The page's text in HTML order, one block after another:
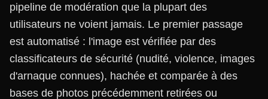
pipeline de modération que la plupart des
utilisateurs ne voient jamais. Le premier passage
est automatisé : l'image est vérifiée par des
classificateurs de sécurité (nudité, violence, images
d'arnaque connues), hachée et comparée à des
bases de photos précédemment retirées ou